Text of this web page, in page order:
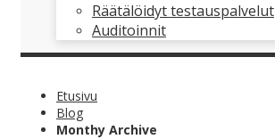
Räätälöidyt testauspalvelut
Auditoinnit
Etusivu
Blog
Monthy Archive